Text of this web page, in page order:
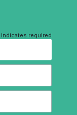
indicates required